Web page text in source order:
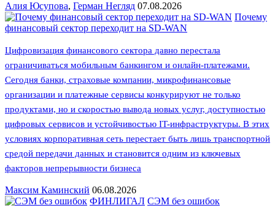
Алия Юсупова, Герман Негляд 07.08.2026
Почему
финансовый сектор переходит на SD-WAN
Цифровизация финансового сектора давно перестала
ограничиваться мобильным банкингом и онлайн-платежами.
Сегодня банки, страховые компании, микрофинансовые
организации и платежные сервисы конкурируют не только
продуктами, но и скоростью вывода новых услуг, доступностью
цифровых сервисов и устойчивостью IT-инфраструктуры. В этих
условиях корпоративная сеть перестает быть лишь транспортной
средой передачи данных и становится одним из ключевых
факторов непрерывности бизнеса
Максим Каминский 06.08.2026
ФИНЛИГАЛ СЭМ без ошибок